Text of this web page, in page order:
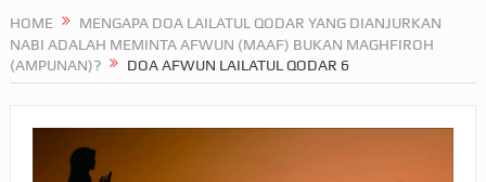
MIMPI YANG DIABAIKAN MENJELANG PERANG BADAR
SEBELUM TIBA SAAT WAJIB?
HAKIKAT NIKMAT DI DUNIA!
HOME
MENGAPA DOA LAILATUL QODAR YANG DIANJURKAN
NABI ADALAH MEMINTA AFWUN (MAAF) BUKAN MAGHFIROH
(AMPUNAN)?
DOA AFWUN LAILATUL QODAR 6